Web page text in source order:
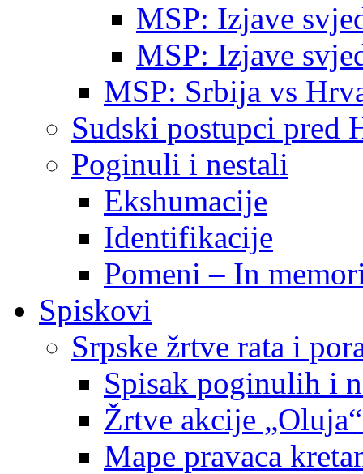
MSP: Izjave
MSP: Izjave
MSP: Srbija vs
Sudski postupci pred
Poginuli i nestali
Ekshumacije
Identifikacije
Pomeni – In
Spiskovi
Srpske žrtve rata i
Spisak poginulih i
Žrtve akcije
Mape pravaca